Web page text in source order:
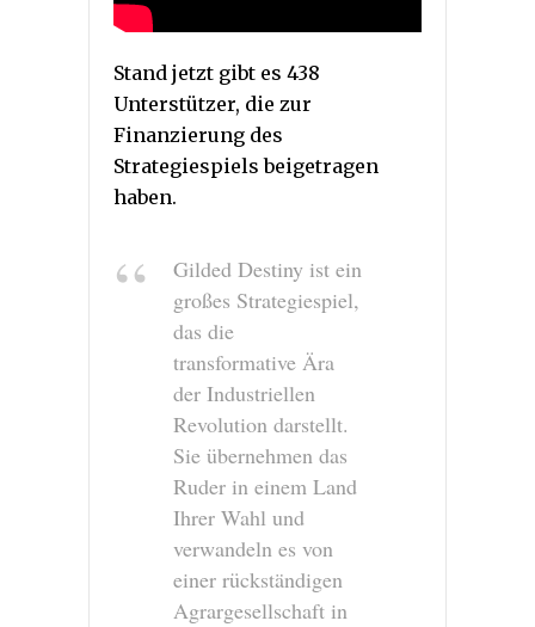
Stand jetzt gibt es 438
Unterstützer, die zur
Finanzierung des
Strategiespiels beigetragen
haben.
Gilded Destiny ist ein
großes Strategiespiel,
das die
transformative Ära
der Industriellen
Revolution darstellt.
Sie übernehmen das
Ruder in einem Land
Ihrer Wahl und
verwandeln es von
einer rückständigen
Agrargesellschaft in